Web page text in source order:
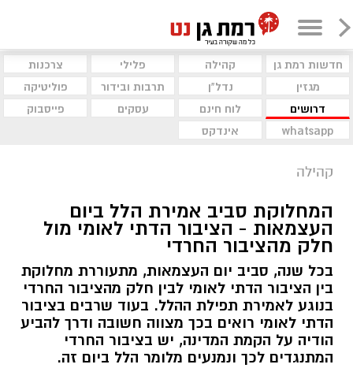
חדשות רמת גן קהילה פלילי
צרכנות
מגזין
נדל"ן תרבות ובידור
פוליטיקה
דרושים
לוח חינם עסקים
פייסבוק
whatsapp
אינדקס
קהילה
המחלוקת סביב אמירת הלל ביום
העצמאות - הציבור הדתי לאומי מול
חלק מהציבור החרדי
בכל שנה, סביב יום העצמאות, מתעוררת מחלוקת
בין הציבור הדתי לאומי לבין חלק מהציבור החרדי
בנוגע לאמירת תפילת ההלל. בעוד שרבים בציבור
הדתי לאומי רואים בכך מצווה חשובה ודרך להביע
הודיה על הקמת המדינה, יש בציבור החרדי
המתנגדים לכך ונמנעים מלומר הלל ביום זה.